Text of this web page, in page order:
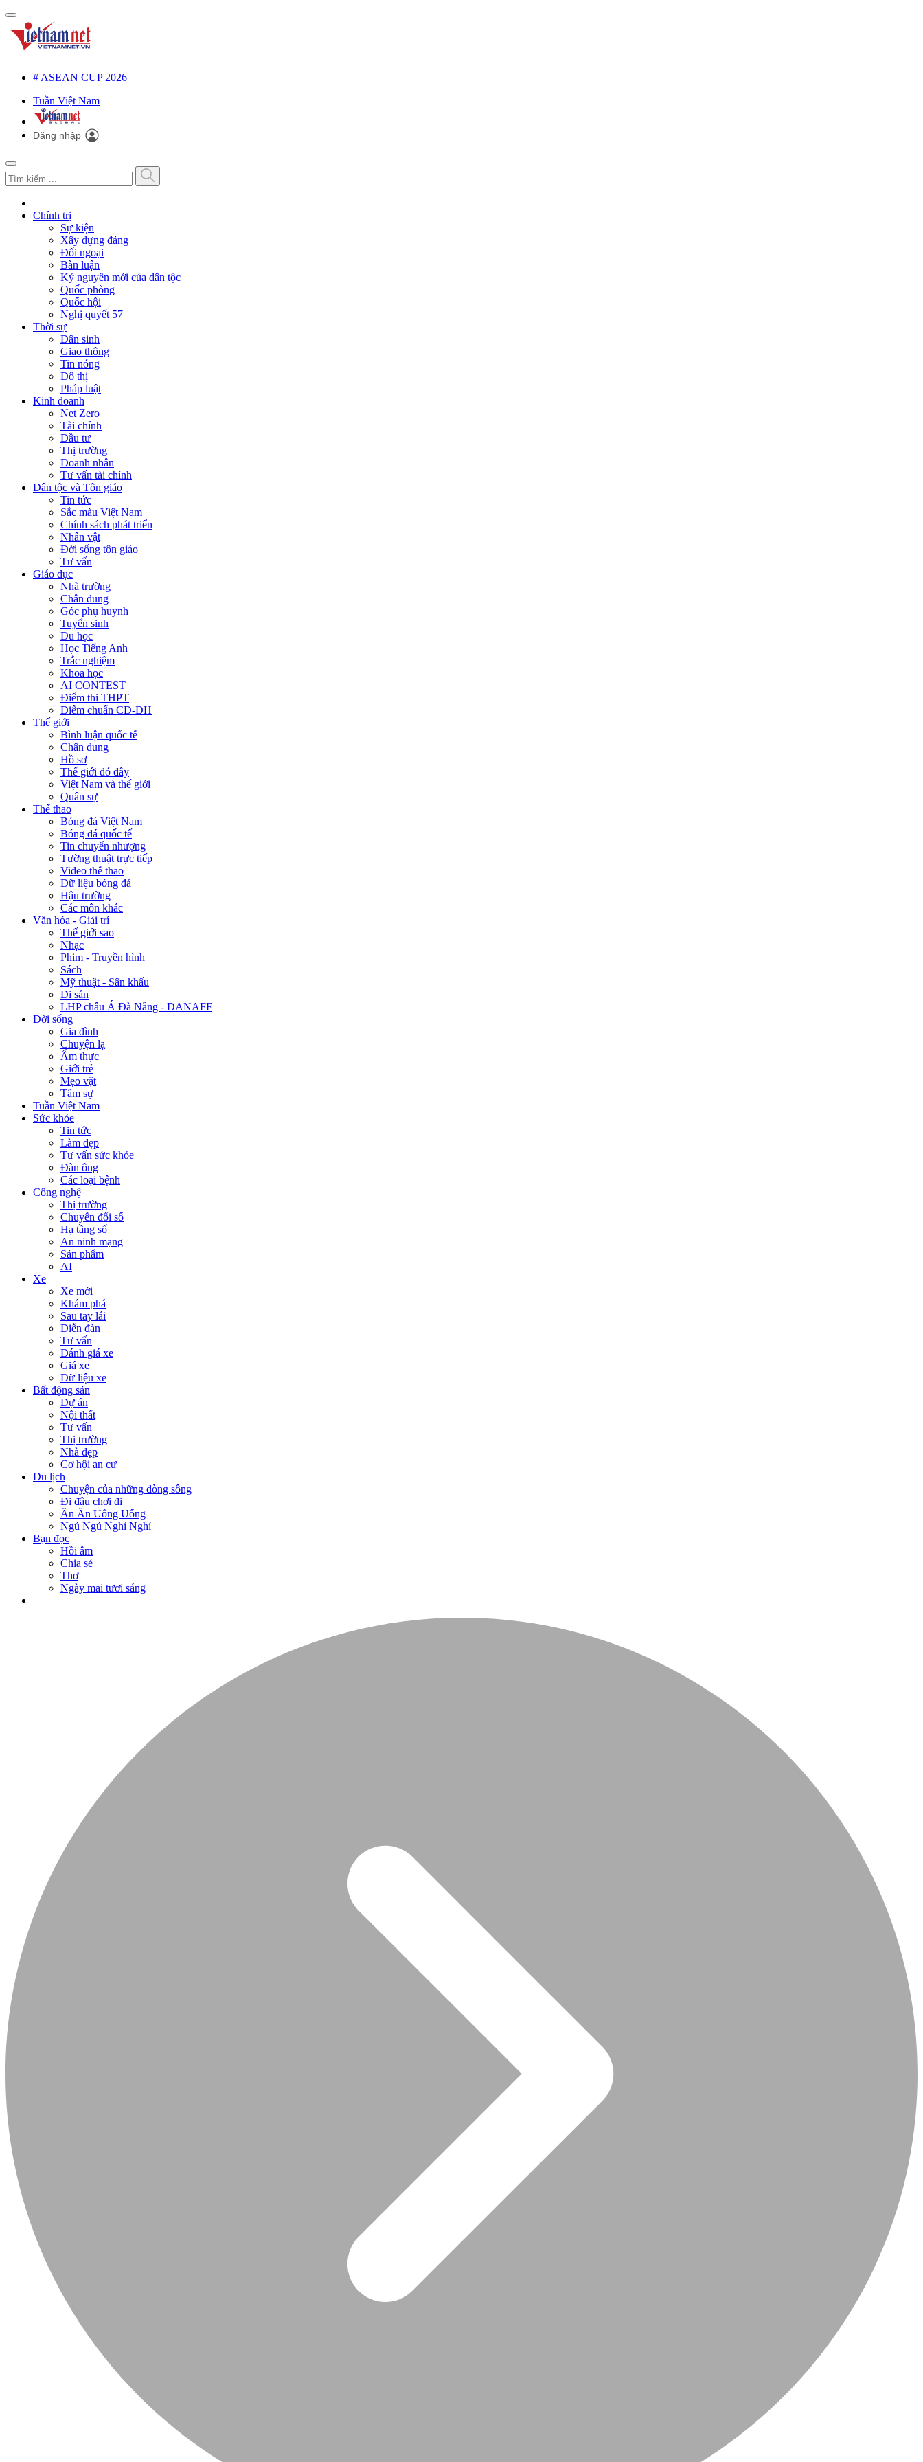
# ASEAN CUP 2026
Tuần Việt Nam
Đăng nhập
Chính trị
Sự kiện
Xây dựng đảng
Đối ngoại
Bàn luận
Kỷ nguyên mới của dân tộc
Quốc phòng
Quốc hội
Nghị quyết 57
Thời sự
Dân sinh
Giao thông
Tin nóng
Đô thị
Pháp luật
Kinh doanh
Net Zero
Tài chính
Đầu tư
Thị trường
Doanh nhân
Tư vấn tài chính
Dân tộc và Tôn giáo
Tin tức
Sắc màu Việt Nam
Chính sách phát triển
Nhân vật
Đời sống tôn giáo
Tư vấn
Giáo dục
Nhà trường
Chân dung
Góc phụ huynh
Tuyển sinh
Du học
Học Tiếng Anh
Trắc nghiệm
Khoa học
AI CONTEST
Điểm thi THPT
Điểm chuẩn CĐ-ĐH
Thế giới
Bình luận quốc tế
Chân dung
Hồ sơ
Thế giới đó đây
Việt Nam và thế giới
Quân sự
Thể thao
Bóng đá Việt Nam
Bóng đá quốc tế
Tin chuyển nhượng
Tường thuật trực tiếp
Video thể thao
Dữ liệu bóng đá
Hậu trường
Các môn khác
Văn hóa - Giải trí
Thế giới sao
Nhạc
Phim - Truyền hình
Sách
Mỹ thuật - Sân khấu
Di sản
LHP châu Á Đà Nẵng - DANAFF
Đời sống
Gia đình
Chuyện lạ
Ẩm thực
Giới trẻ
Mẹo vặt
Tâm sự
Tuần Việt Nam
Sức khỏe
Tin tức
Làm đẹp
Tư vấn sức khỏe
Đàn ông
Các loại bệnh
Công nghệ
Thị trường
Chuyển đổi số
Hạ tầng số
An ninh mạng
Sản phẩm
AI
Xe
Xe mới
Khám phá
Sau tay lái
Diễn đàn
Tư vấn
Đánh giá xe
Giá xe
Dữ liệu xe
Bất động sản
Dự án
Nội thất
Tư vấn
Thị trường
Nhà đẹp
Cơ hội an cư
Du lịch
Chuyện của những dòng sông
Đi đâu chơi đi
Ăn Ăn Uống Uống
Ngủ Ngủ Nghỉ Nghỉ
Bạn đọc
Hồi âm
Chia sẻ
Thơ
Ngày mai tươi sáng